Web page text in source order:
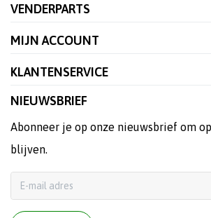
VENDERPARTS
MIJN ACCOUNT
KLANTENSERVICE
NIEUWSBRIEF
Abonneer je op onze nieuwsbrief om
blijven.